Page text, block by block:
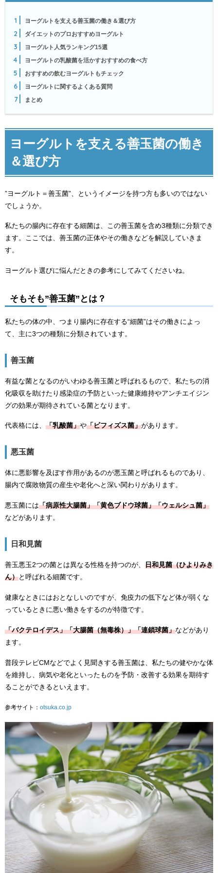
1 ヨーグルトを支える善玉菌の働き＆選び方
2 ダイエットのプロおすすめヨーグルト
3 ヨーグルト人気ランキング15選
4 ヨーグルトの乳酸菌を活かすおすすめの食べ方
5 おすすめの飲むヨーグルトもチェック
6 ヨーグルトに関するよくある質問
7 まとめ
ヨーグルトを支える善玉菌の働き
＆選び方
”ヨーグルト＝善玉菌”、というイメージを持つ方も多いのではない
でしょうか。
私たちの腸内に存在する細菌は、この善玉菌を含め3種類に分類でき
ます。ここでは、善玉菌の正体やその働きなどを解説していきま
す。
ヨーグルト選びに悩んだときの参考にしてみてくださいね。
そもそも”善玉菌”とは？
私たちの体の中、つまり腸内に存在する“細菌”はその働きによっ
て、主に3つの種類に分類されています。
善玉菌
有益な菌となるのがいわゆる善玉菌と呼ばれるもので、私たちの消
化吸収を助けたり感染症の予防といった健康維持やアンチエイジン
グの効果が期待されている菌となります。
代表格には、 「乳酸菌」や「ビフィズス菌」があります。
悪玉菌
体に悪影響を及ぼす作用があるのが悪玉菌と呼ばれるものであり、
腸内で腐敗物質の産生や老化へと深い関わりがあります。
悪玉菌には「病原性大腸菌」「黄色ブドウ球菌」「ウェルシュ菌」
などがあります。
日和見菌
善玉悪玉2つの菌とは異なる性格を持つのが、 日和見菌（ひよりみき
ん）と呼ばれる細菌です。
健康なときにはおとなしいのですが、免疫力の低下など体が弱くな
っているときに悪い働きをするのが特徴です。
「バクテロイデス」「大腸菌（無毒株）」「連鎖球菌」などがあり
ます。
普段テレビCMなどでよく見聞きする善玉菌は、私たちの健やかな体
を維持し、病気や老化といったものを予防・改善する効果を期待す
ることができるといえます。
参考サイト： otsuka.co.jp